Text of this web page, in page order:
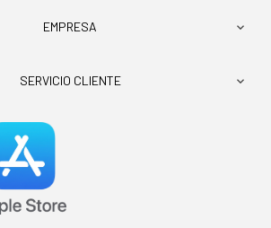
EMPRESA 
SERVICIO CLIENTE 